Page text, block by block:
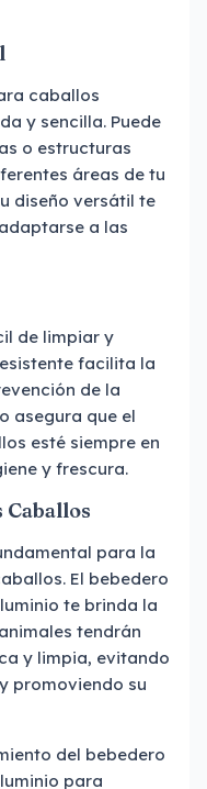
caballos
y sencilla. Puede
o estructuras
áreas de tu
diseño versátil te
a las
de limpiar y
facilita la
de la
asegura que el
esté siempre en
y frescura.
Caballos
para la
El bebedero
te brinda la
tendrán
y limpia, evitando
promoviendo su
del bebedero
para